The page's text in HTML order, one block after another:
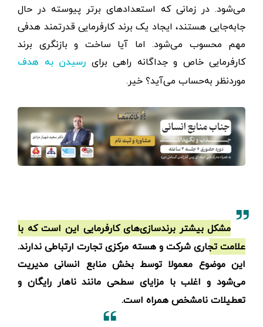
می‌شود. در زمانی که استعدادهای برتر پیوسته در حال
جابه‌جایی هستند، ایجاد یک برند کارفرمایی قدرتمند هدفی
مهم محسوب می‌شود. اما آیا ساخت و بازنگری برند
کارفرمایی خاص و جداگانه راهی برای رسیدن به هدف
موردنظر به‌حساب می‌آید؟ خیر.
مشکل بیشتر برندسازی‌های کارفرمایی این است که با
علامت تجاری شرکت و هسته مرکزی تجارت ارتباطی ندارند.
این موضوع معمولا توسط بخش منابع انسانی مدیریت
می‌شود و اغلب با مزایای سطحی مانند ناهار رایگان و
تعطیلات نامشخص همراه است.